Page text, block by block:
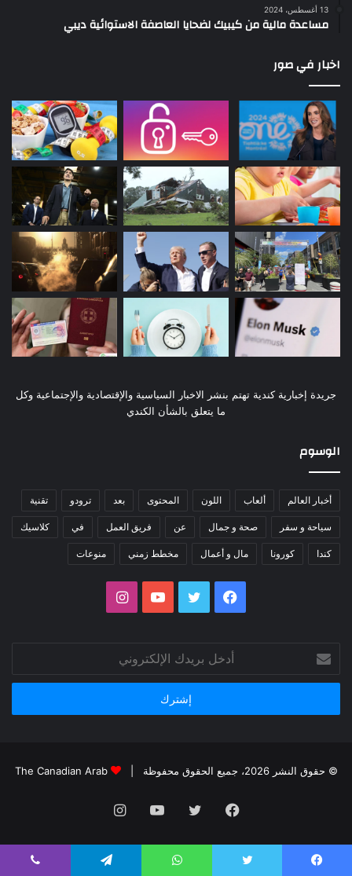
13 أغسطس، 2024
مساعدة مالية من كيبيك لضحايا العاصفة الاستوائية ديبي
اخبار في صور
جريدة إخبارية كندية تهتم بنشر الاخبار السياسية والإقتصادية والإجتماعية وكل
ما يتعلق بالشأن الكندي
الوسوم
أخبار العالم ألعاب اللون المحتوى بعد ترودو تقنية
سياحة و سفر صحة و جمال عن فريق العمل في كلاسيك
كندا كورونا مال و أعمال مخطط زمني منوعات
فيسبوك تويتر يوتيوبانستقرام
بريدك
الإلكتروني
© حقوق النشر 2026، جميع الحقوق محفوظة | The Canadian Arab
فيسبوك تويتر يوتيوبانستقرام